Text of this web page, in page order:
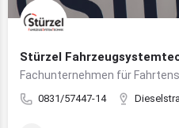
Stürzel
0831/57447-14